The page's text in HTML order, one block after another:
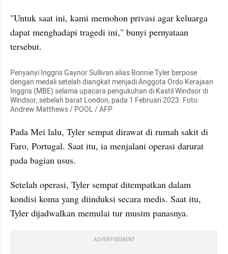
"Untuk saat ini, kami memohon privasi agar keluarga
dapat menghadapi tragedi ini," bunyi pernyataan
tersebut.
Penyanyi Inggris Gaynor Sullivan alias Bonnie Tyler berpose
dengan medali setelah diangkat menjadi Anggota Ordo Kerajaan
Inggris (MBE) selama upacara pengukuhan di Kastil Windsor di
Windsor, sebelah barat London, pada 1 Februari 2023. Foto:
Andrew Matthews / POOL / AFP
Pada Mei lalu, Tyler sempat dirawat di rumah sakit di
Faro, Portugal. Saat itu, ia menjalani operasi darurat
pada bagian usus.
Setelah operasi, Tyler sempat ditempatkan dalam
kondisi koma yang diinduksi secara medis. Saat itu,
Tyler dijadwalkan memulai tur musim panasnya.
ADVERTISEMENT